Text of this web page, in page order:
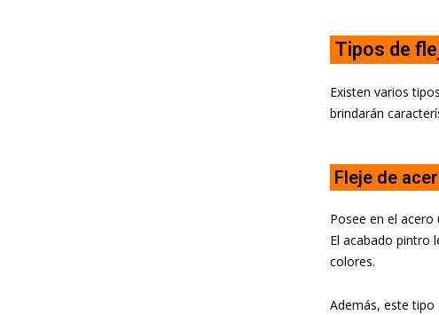
Tipos de
Existen varios
brindarán
Fleje de
Posee en el
El acabado pintro
colores.
Además, este tipo